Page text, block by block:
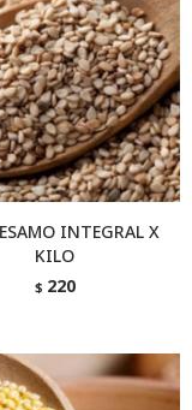
INTEGRAL X
KILO
$ 220